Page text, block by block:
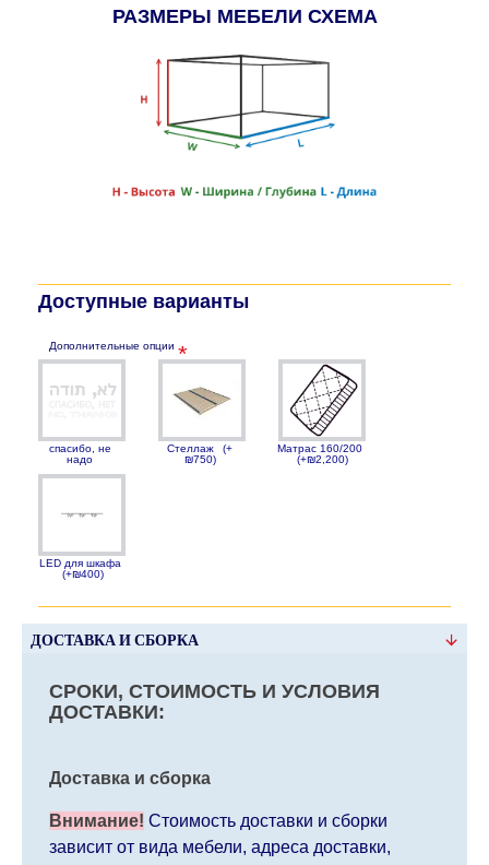
РАЗМЕРЫ МЕБЕЛИ СХЕМА
Доступные варианты
Дополнительные опции
спасибо, не
надо
Стеллаж
(+
₪750)
Матрас 160/200
(+₪2,200)
LED для шкафа
(+₪400)
ДОСТАВКА И СБОРКА
СРОКИ, СТОИМОСТЬ И УСЛОВИЯ
ДОСТАВКИ:
Доставка и сборка
Внимание! Стоимость доставки и сборки
зависит от вида мебели, адреса доставки,